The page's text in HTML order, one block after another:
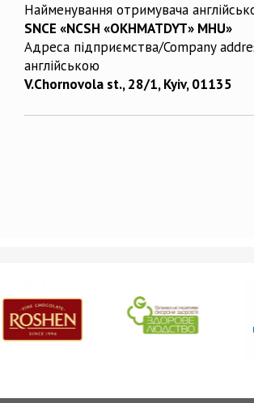
Найменування отримувача
SNCE «NCSH «OKHMATDYT» MHU»
Адреса підприємства/Company
англійською
V.Chornovola st., 28/1, Kyiv, 01135